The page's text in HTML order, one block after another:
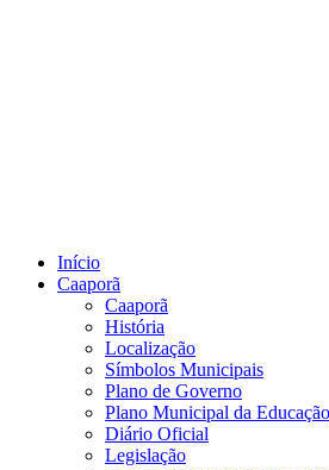
Início
Caaporã
Caaporã
História
Localização
Símbolos Municipais
Plano de Governo
Plano Municipal da Educação
Diário Oficial
Legislação